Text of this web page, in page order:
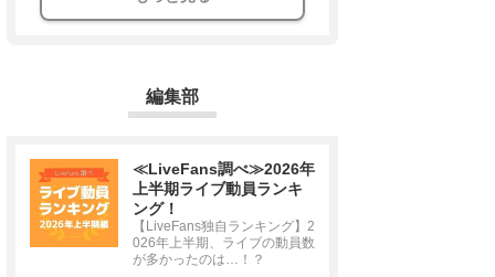
編集部
≪LiveFans調べ≫2026年
上半期ライブ動員ランキ
ング！
【LiveFans独自ランキング】2
026年上半期、ライブの動員数
が多かったのは…！？